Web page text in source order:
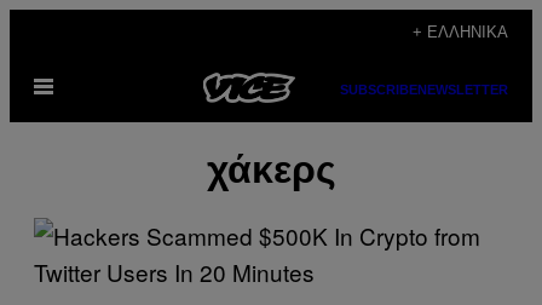
περιεχόμενο
+ ΕΛΛΗΝΙΚΆ
Ανοίξτε
μενού
SUBSCRIBENEWSLETTER
χάκερς